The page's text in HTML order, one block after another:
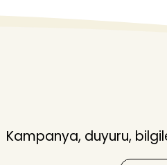
Kampanya, duyuru,